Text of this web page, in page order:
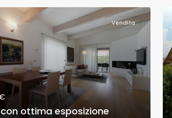
Vendita
ottima esposizione